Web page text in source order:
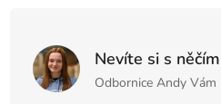
Nevíte si s
Odbornice Andy Vám